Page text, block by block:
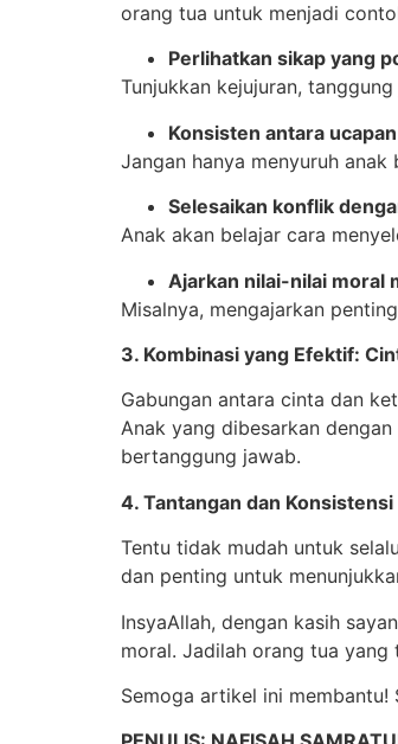
orang tua untuk menjadi
Perlihatkan sikap yang
Tunjukkan kejujuran,
Konsisten antara
Jangan hanya menyuruh
Selesaikan konflik
Anak akan belajar cara
Ajarkan nilai-nilai moral
Misalnya, mengajarkan
3. Kombinasi yang Efektif:
Gabungan antara cinta dan
Anak yang dibesarkan
bertanggung jawab.
4. Tantangan dan Konsistensi
Tentu tidak mudah untuk
dan penting untuk
InsyaAllah, dengan kasih
moral. Jadilah orang tua
Semoga artikel ini membantu!